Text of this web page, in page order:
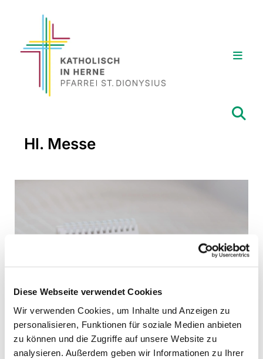
Diese Webseite verwendet Cookies
Wir verwenden Cookies, um Inhalte und Anzeigen zu
personalisieren, Funktionen für soziale Medien anbieten
zu können und die Zugriffe auf unsere Website zu
analysieren. Außerdem geben wir Informationen zu Ihrer
Hl. Messe